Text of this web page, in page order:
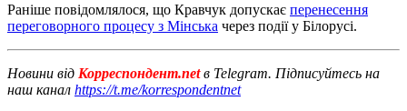
Раніше повідомлялося, що Кравчук допускає перенесення
переговорного процесу з Мінська через події у Білорусі.
Новини від Корреспондент.netв Telegram. Підписуйтесь на
наш канал https://t.me/korrespondentnet